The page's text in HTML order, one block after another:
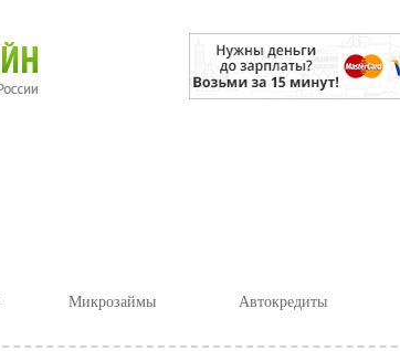
Микрозаймы Автокредиты